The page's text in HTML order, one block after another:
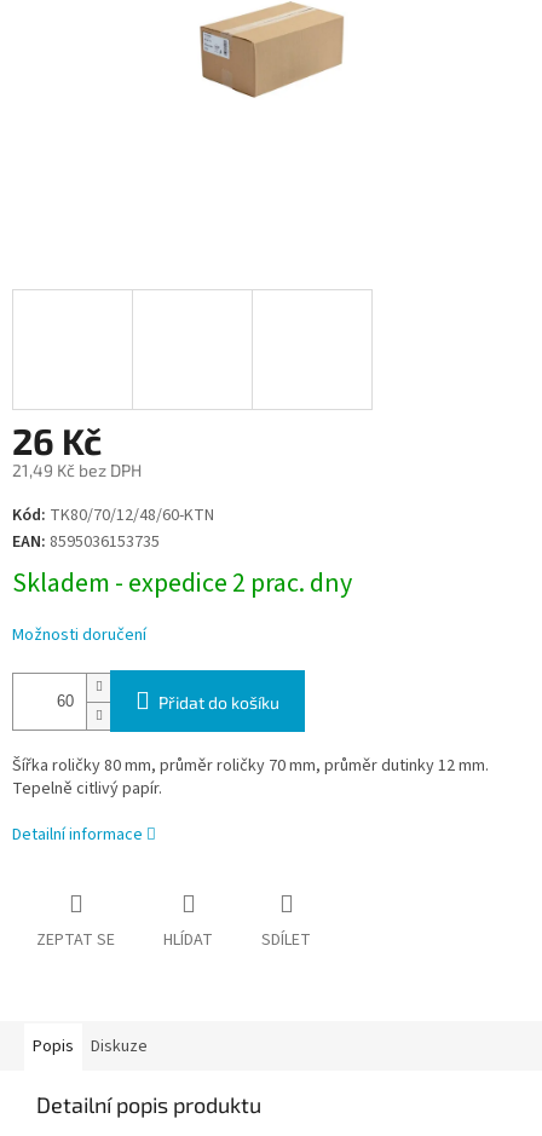
26 Kč
21,49 Kč bez DPH
Měrná
cena:
Kód: TK80/70/12/48/60-KTN
EAN: 8595036153735
Skladem - expedice 2 prac. dny
Možnosti doručení
Přidat do košíku
Šířka roličky 80 mm, průměr roličky 70 mm, průměr dutinky 12 mm.
Tepelně citlivý papír.
Detailní informace
ZEPTAT SE HLÍDAT SDÍLET
Popis Diskuze
Detailní popis produktu